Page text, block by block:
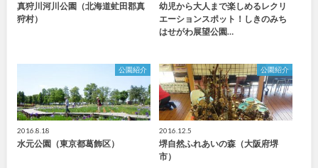
真狩川河川公園（北海道虻田郡真
狩村）
幼児から大人まで楽しめるレクリ
エーションスポット！しきのみち
はせがわ展望公園…
公園紹介
2016.8.18
水元公園（東京都葛飾区）
公園紹介
2016.12.5
堺自然ふれあいの森（大阪府堺
市）